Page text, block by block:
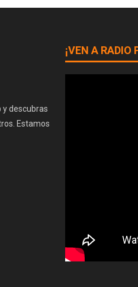
y descubras
Estamos
¡VEN A RADIO